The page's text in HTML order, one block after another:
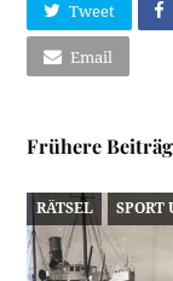
Tweet
Email
Frühere
RÄTSEL SPORT